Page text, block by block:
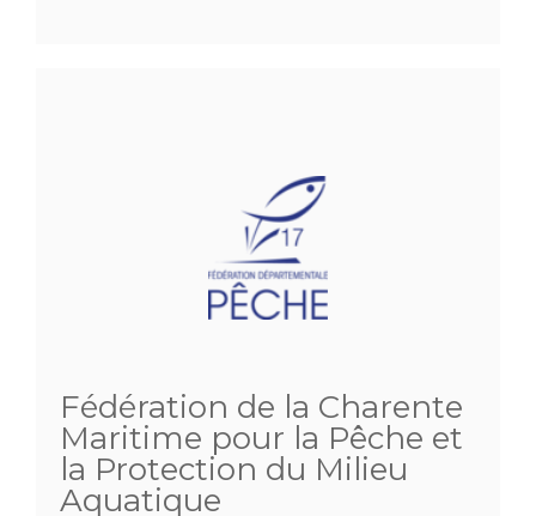
Fédération de la Charente
Maritime pour la Pêche et
la Protection du Milieu
Aquatique